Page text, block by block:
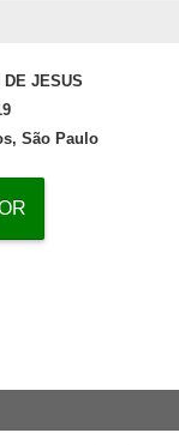
DE JESUS
São Paulo